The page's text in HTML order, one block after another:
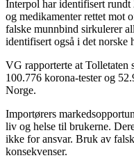
Interpol har identifisert rundt
og medikamenter rettet mot
falske munnbind sirkulerer
identifisert også i det norske
VG rapporterte at Tolletaten
100.776 korona-tester og
Norge.
Importørers
liv og helse til brukerne.
ikke for ansvar. Bruk av
konsekvenser.